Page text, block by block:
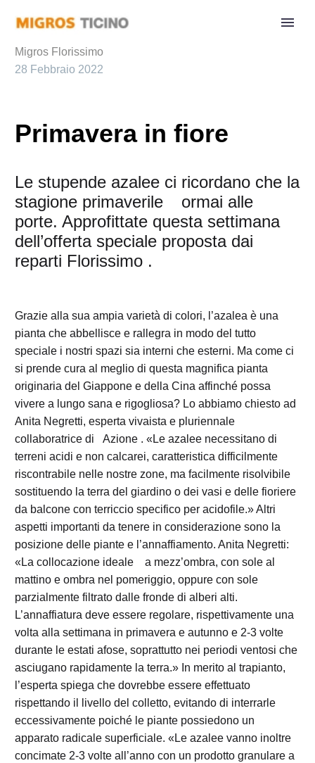
Migros Florissimo
28 Febbraio 2022
Primavera in fiore
Le stupende azalee ci ricordano che la
stagione primaverile ormai alle
porte. Approfittate questa settimana
dell’offerta speciale proposta dai
reparti Florissimo .
Grazie alla sua ampia varietà di colori, l’azalea è una
pianta che abbellisce e rallegra in modo del tutto
speciale i nostri spazi sia interni che esterni. Ma come ci
si prende cura al meglio di questa magnifica pianta
originaria del Giappone e della Cina affinché possa
vivere a lungo sana e rigogliosa? Lo abbiamo chiesto ad
Anita Negretti, esperta vivaista e pluriennale
collaboratrice di Azione . «Le azalee necessitano di
terreni acidi e non calcarei, caratteristica difficilmente
riscontrabile nelle nostre zone, ma facilmente risolvibile
sostituendo la terra del giardino o dei vasi e delle fioriere
da balcone con terriccio specifico per acidofile.» Altri
aspetti importanti da tenere in considerazione sono la
posizione delle piante e l’annaffiamento. Anita Negretti:
«La collocazione ideale a mezz’ombra, con sole al
mattino e ombra nel pomeriggio, oppure con sole
parzialmente filtrato dalle fronde di alberi alti.
L’annaffiatura deve essere regolare, rispettivamente una
volta alla settimana in primavera e autunno e 2-3 volte
durante le estati afose, soprattutto nei periodi ventosi che
asciugano rapidamente la terra.» In merito al trapianto,
l’esperta spiega che dovrebbe essere effettuato
rispettando il livello del colletto, evitando di interrarle
eccessivamente poiché le piante possiedono un
apparato radicale superficiale. «Le azalee vanno inoltre
concimate 2-3 volte all’anno con un prodotto granulare a